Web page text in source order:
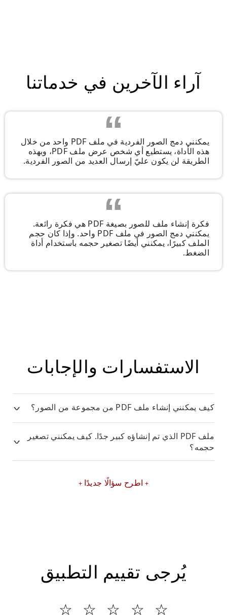
آراء الآخرين في خدماتنا
يمكنني دمج الصور الفردية في ملف PDF واحد من خلال
هذه الأداة، يستطيع أي شخص عرض ملف PDF، وبهذه
الطريقة لن يكون عليّ إرسال العديد من الصور الفردية.
فكرة إنشاء ملف للصور بصيغة PDF هي فكرة رائعة.
يمكنني دمج الصور في ملف PDF واحد. وإذا كان حجم
الملف كبيرًا، يمكنني أيضًا تصغير حجمه باستخدام أداة
الضغط.
الاستفسارات والإجابات
كيف يمكنني إنشاء ملف PDF من مجموعة من الصور؟
ملف PDF الذي تم إنشاؤه كبير جدًا. كيف يمكنني تصغير
حجمه؟
اطرح سؤالًا جديدًا
يُرجى تقييم التطبيق